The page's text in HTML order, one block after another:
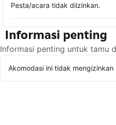
Pesta/acara tidak diizinkan.
Informasi penting
Informasi penting untuk tamu
Akomodasi ini tidak